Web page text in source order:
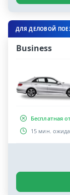
ДЛЯ ДЕЛОВОЙ
Business
Бесплатная
15 мин.